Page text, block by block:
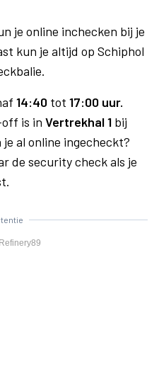
je online inchecken bij je
kun je altijd op Schiphol
14:40 tot 17:00 uur.
is in Vertrekhal 1 bij
je al online ingecheckt?
de security check als je